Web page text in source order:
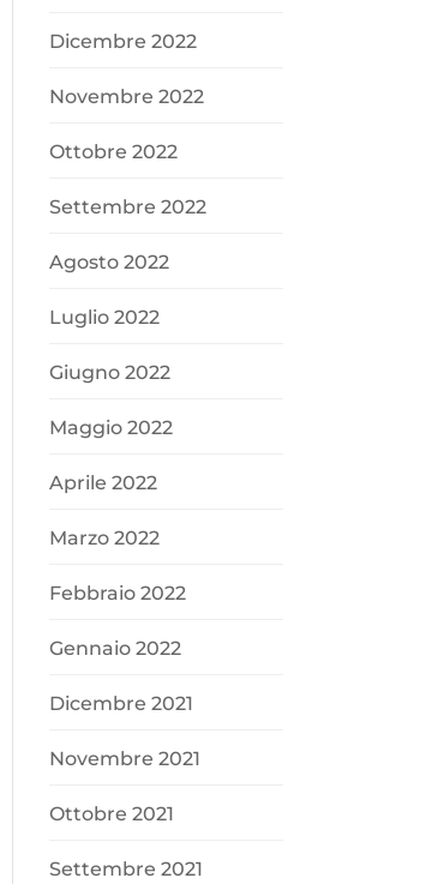
Dicembre 2022
Novembre 2022
Ottobre 2022
Settembre 2022
Agosto 2022
Luglio 2022
Giugno 2022
Maggio 2022
Aprile 2022
Marzo 2022
Febbraio 2022
Gennaio 2022
Dicembre 2021
Novembre 2021
Ottobre 2021
Settembre 2021